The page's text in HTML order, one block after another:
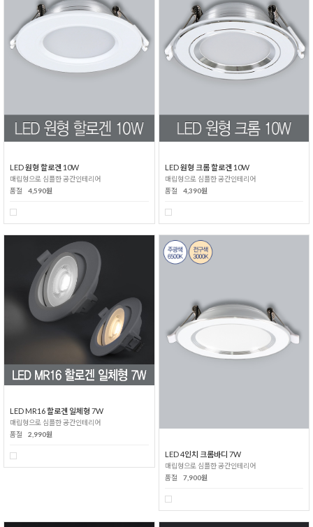
LED 원형 할로겐 10W
매립형으로 심플한 공간인테리어
품절
4,590원
LED 원형 크롬 할로겐 10W
매립형으로 심플한 공간인테리어
품절
4,390원
LED MR16 할로겐 일체형 7W
매립형으로 심플한 공간인테리어
품절
2,990원
LED 4인치 크롬바디 7W
매립형으로 심플한 공간인테리어
품절
7,900원